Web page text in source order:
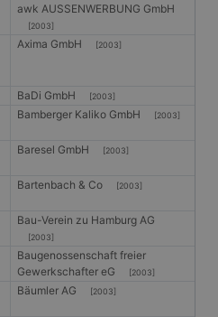
awk AUSSENWERBUNG GmbH
[2003]
Axima GmbH [2003]
BaDi GmbH [2003]
Bamberger Kaliko GmbH [2003]
Baresel GmbH [2003]
Bartenbach & Co [2003]
Bau-Verein zu Hamburg AG
[2003]
Baugenossenschaft freier
Gewerkschafter eG
[2003]
Bäumler AG [2003]